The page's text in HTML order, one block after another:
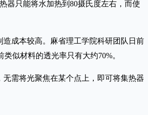
器只能将水加热到80摄氏度左右，而使
成本较高。麻省理工学院科研团队日前
似材料的透光率只有大约70%。
需将光聚焦在某个点上，即可将集热器